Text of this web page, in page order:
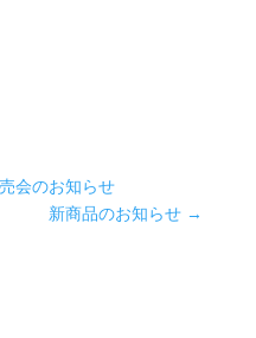
会のお知らせ
新商品のお知らせ →